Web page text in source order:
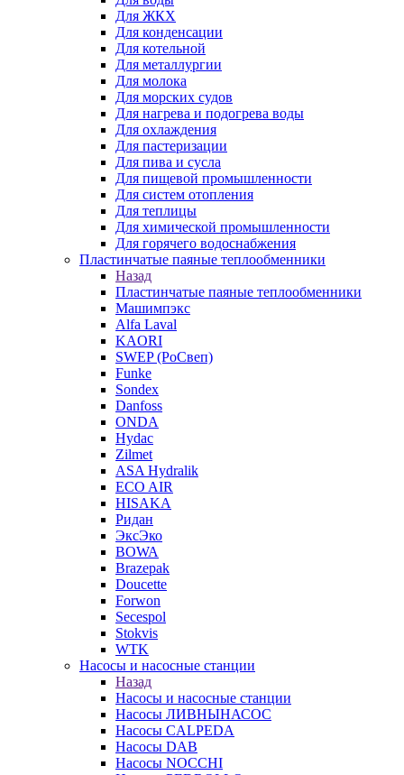
Для ЖКХ
Для конденсации
Для котельной
Для металлургии
Для молока
Для морских судов
Для нагрева и подогрева воды
Для охлаждения
Для пастеризации
Для пива и сусла
Для пищевой промышленности
Для систем отопления
Для теплицы
Для химической промышленности
Для горячего водоснабжения
Пластинчатые паяные теплообменники
Назад
Пластинчатые паяные теплообменники
Машимпэкс
Alfa Laval
KAORI
SWEP (РоСвеп)
Funke
Sondex
Danfoss
ONDA
Hydac
Zilmet
ASA Hydralik
ECO AIR
HISAKA
Ридан
ЭксЭко
BOWA
Brazepak
Doucette
Forwon
Secespol
Stokvis
WTK
Насосы и насосные станции
Назад
Насосы и насосные станции
Насосы ЛИВНЫНАСОС
Насосы CALPEDA
Насосы DAB
Насосы NOCCHI